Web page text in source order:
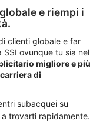
e riempi i
clienti globale e far
ovunque tu sia nel
migliore e più
di
subacquei su
trovarti rapidamente.